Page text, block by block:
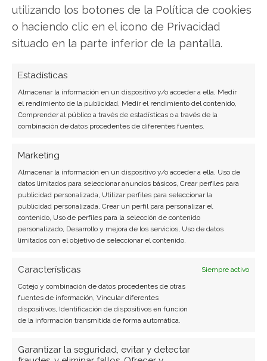
utilizando los botones de la Política de cookies
o haciendo clic en el icono de Privacidad
situado en la parte inferior de la pantalla.
Estadísticas
Almacenar la información en un dispositivo y/o acceder a ella, Medir
el rendimiento de la publicidad, Medir el rendimiento del contenido,
Comprender al público a través de estadísticas o a través de la
combinación de datos procedentes de diferentes fuentes.
Marketing
Almacenar la información en un dispositivo y/o acceder a ella, Uso de
datos limitados para seleccionar anuncios básicos, Crear perfiles para
publicidad personalizada, Utilizar perfiles para seleccionar la
publicidad personalizada, Crear un perfil para personalizar el
contenido, Uso de perfiles para la selección de contenido
personalizado, Desarrollo y mejora de los servicios, Uso de datos
limitados con el objetivo de seleccionar el contenido.
Características
Siempre activo
Cotejo y combinación de datos procedentes de otras
fuentes de información, Vincular diferentes
dispositivos, Identificación de dispositivos en función
de la información transmitida de forma automática.
Garantizar la seguridad, evitar y detectar
Facebook
Copiar enlace
SOBRE EL AUTOR
Carmen Ruiz López
transformación digital con más de 8 años de
experiencia. Experta en inteligencia artificial,
ciberseguridad y startups tecnológicas.
Ver todos los artículos →